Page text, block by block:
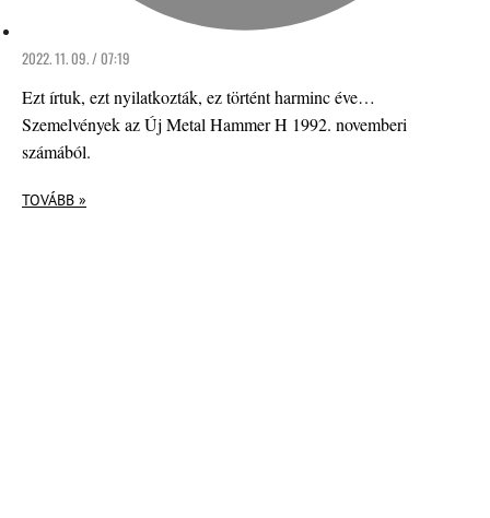
2022. 11. 09. / 07:19
Ezt írtuk, ezt nyilatkozták, ez történt harminc éve…
Szemelvények az Új Metal Hammer H 1992. novemberi
számából.
TOVÁBB »